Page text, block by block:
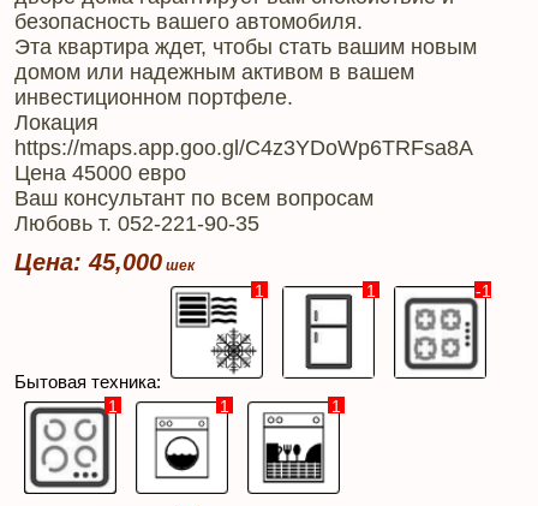
безопасность вашего автомобиля.
Эта квартира ждет, чтобы стать вашим новым
домом или надежным активом в вашем
инвестиционном портфеле.
Локация
https://maps.app.goo.gl/C4z3YDoWp6TRFsa8A
Цена 45000 евро
Ваш консультант по всем вопросам
Любовь т. 052-221-90-35
Цена: 45,000
Бытовая техника:
1 1 -1
1 1 1